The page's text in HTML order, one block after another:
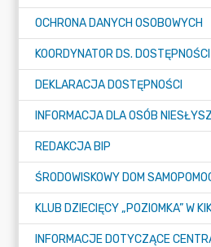
OCHRONA DANYCH OSOBOWYCH
KOORDYNATOR DS. DOSTĘPNOŚCI
DEKLARACJA DOSTĘPNOŚCI
REDAKCJA BIP